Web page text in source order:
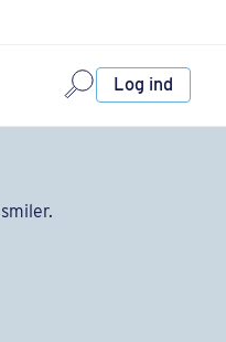
Log ind